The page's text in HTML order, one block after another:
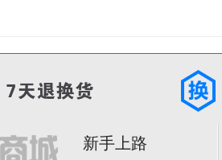
新手上路